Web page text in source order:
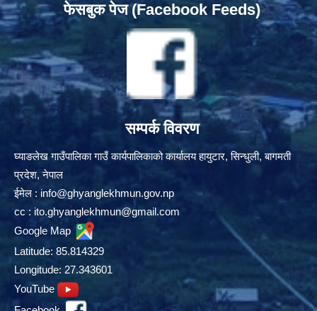
फेसबुक पेज (Facebook Feeds)
सम्पर्क विवरण
घ्याङलेख गाउँपालिका गाउँ कार्यपालिकाको कार्यालय हायुटार, सिन्धुली, बागमती
प्रदेश, नेपाल
ईमेल : info@ghyanglekhmun.gov.np
cc : ito.ghyanglekhmun@gmail.com
Google Map
Latitude: 85.814329
Longitude: 27.343601
YouTube